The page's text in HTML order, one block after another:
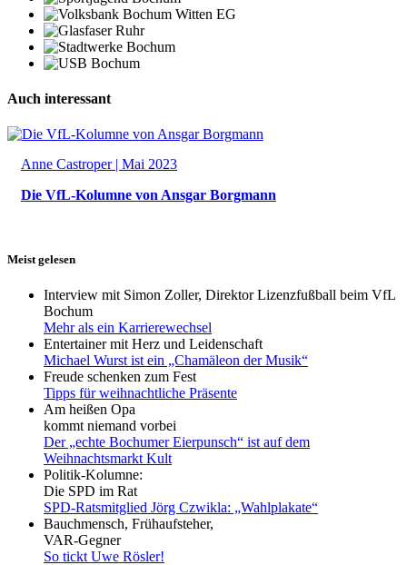
Auch interessant
Anne Castroper | Mai 2023
Die VfL-Kolumne von Ansgar Borgmann
Meist gelesen
Interview mit Simon Zoller, Direktor Lizenzfußball beim VfL
Bochum
Mehr als ein Karrierewechsel
Entertainer mit Herz und Leidenschaft
Michael Wurst ist ein „Chamäleon der Musik“
Freude schenken zum Fest
Tipps für weihnachtliche Präsente
Am heißen Opa
kommt niemand vorbei
Der „echte Bochumer Eierpunsch“ ist auf dem
Weihnachtsmarkt Kult
Politik-Kolumne:
Die SPD im Rat
SPD-Ratsmitglied Jörg Czwikla: „Wahlplakate“
Bauchmensch, Frühaufsteher,
VAR-Gegner
So tickt Uwe Rösler!